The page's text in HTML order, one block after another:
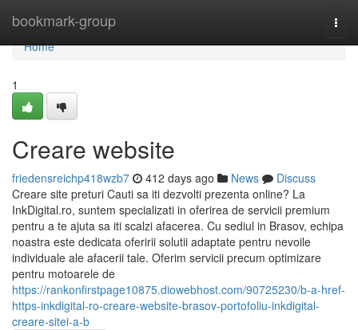
bookmark-group
Home
Home
1
Creare website
friedensreichp418wzb7 412 days ago News
Discuss
Creare site preturi Cauti sa iti dezvolti prezenta online? La
InkDigital.ro, suntem specializati in oferirea de servicii premium
pentru a te ajuta sa iti scalzi afacerea. Cu sediul in Brasov, echipa
noastra este dedicata oferirii solutii adaptate pentru nevoile
individuale ale afacerii tale. Oferim servicii precum optimizare
pentru motoarele de
https://rankonfirstpage10875.diowebhost.com/90725230/b-a-href-
https-inkdigital-ro-creare-website-brasov-portofoliu-inkdigital-
creare-sitei-a-b